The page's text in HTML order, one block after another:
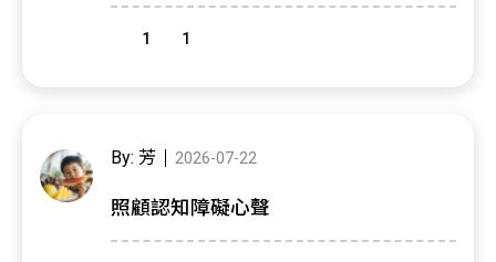
1 1
By: 芳 2026-07-22
照顧認知障礙心聲